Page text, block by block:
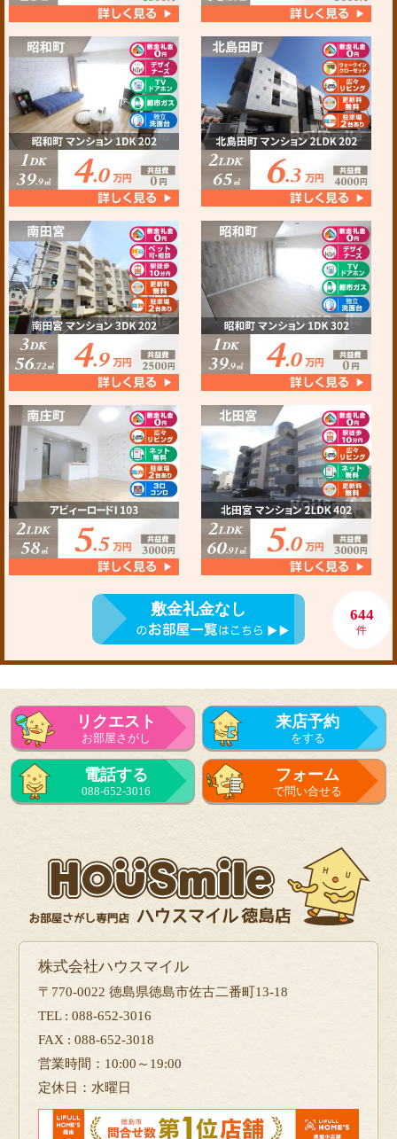
敷金礼金なし 644
件
リクエスト
お部屋さがし
来店予約
をする
電話する
088-652-3016
フォーム
で問い合せる
株式会社ハウスマイル
〒770-0022 徳島県徳島市佐古二番町13-18
TEL : 088-652-3016
FAX : 088-652-3018
営業時間：10:00～19:00
定休日：水曜日